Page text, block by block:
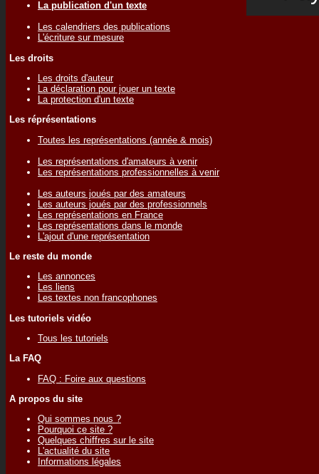
La publication d'un texte
Les calendriers des publications
L'écriture sur mesure
Les droits
Les droits d'auteur
La déclaration pour jouer un texte
La protection d'un texte
Les réprésentations
Toutes les représentations (année & mois)
Les représentations d'amateurs à venir
Les représentations professionnelles à venir
Les auteurs joués par des amateurs
Les auteurs joués par des professionnels
Les représentations en France
Les représentations dans le monde
L'ajout d'une représentation
Le reste du monde
Les annonces
Les liens
Les textes non francophones
Les tutoriels vidéo
Tous les tutoriels
La FAQ
FAQ : Foire aux questions
A propos du site
Qui sommes nous ?
Pourquoi ce site ?
Quelques chiffres sur le site
L'actualité du site
Informations légales